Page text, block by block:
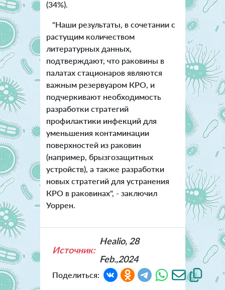
(34%).
"Наши результаты, в сочетании с
растущим количеством
литературных данных,
подтверждают, что раковины в
палатах стационаров являются
важным резервуаром КРО, и
подчеркивают необходимость
разработки стратегий
профилактики инфекций для
уменьшения контаминации
поверхностей из раковин
(например, брызгозащитных
устройств), а также разработки
новых стратегий для устранения
КРО в раковинах", - заключил
Уоррен.
Источник:
Healio, 28
Feb.,2024
Поделиться: